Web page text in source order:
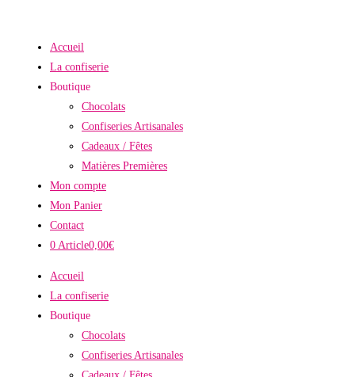
Accueil
La confiserie
Boutique
Chocolats
Confiseries Artisanales
Cadeaux / Fêtes
Matières Premières
Mon compte
Mon Panier
Contact
0 Article0,00€
Accueil
La confiserie
Boutique
Chocolats
Confiseries Artisanales